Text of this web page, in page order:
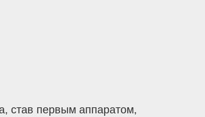
став первым аппаратом,